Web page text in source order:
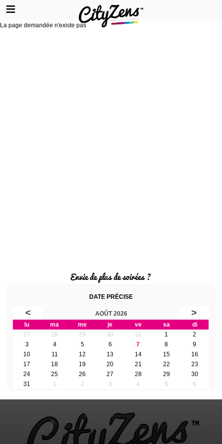
La page demandée n'existe pas
Envie de plus de soirées ?
DATE PRÉCISE
< AOÛT 2026 >
lu ma me je ve sa
di
27
28 29 30 31 1
2
3
4 5 6 7 8
9
10
11 12 13 14 15
16
17
18 19 20 21 22
23
24
25 26 27 28 29
30
31
1 2 3 4 5 6